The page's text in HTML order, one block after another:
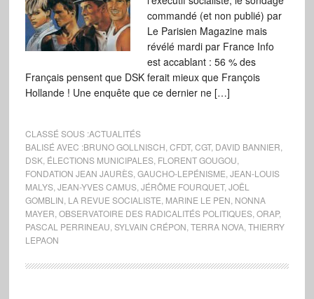
commandé (et non publié) par
Le Parisien Magazine mais
révélé mardi par France Info
est accablant : 56 % des
Français pensent que DSK ferait mieux que François
Hollande ! Une enquête que ce dernier ne […]
CLASSÉ SOUS :ACTUALITÉS
BALISÉ AVEC :BRUNO GOLLNISCH CFDT, CGT, DAVID BANNIER
DSK, ÉLECTIONS MUNICIPALES, FLORENT GOUGOU
FONDATION JEAN JAURÈS, GAUCHO-LEPÉNISME JEAN-LOUIS
MALYS, JEAN-YVES CAMUS, JÉRÔME FOURQUET, JOËL
GOMBLIN LA REVUE SOCIALISTE MARINE LE PEN NONNA
MAYER OBSERVATOIRE DES RADICALITÉS POLITIQUES, ORAP,
PASCAL PERRINEAU SYLVAIN CRÉPON TERRA NOVA, THIERRY
LEPAON